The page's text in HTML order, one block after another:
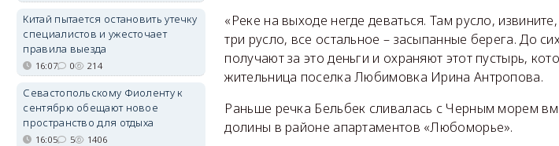
«Реке на выходе негде деваться. Там русло,
три русло, все остальное – засыпанные берега. До
получают за это деньги и охраняют этот пустырь,
жительница поселка Любимовка Ирина Антропова.
Раньше речка Бельбек сливалась с Черным морем
долины в районе апартаментов «Любоморье».
Китай пытается остановить утечку
специалистов и ужесточает
правила выезда
16:07 0 214
Севастопольскому Фиоленту к
сентябрю обещают новое
пространство для отдыха
16:05 5 1406